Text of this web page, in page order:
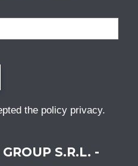
the policy privacy.
S.R.L. -